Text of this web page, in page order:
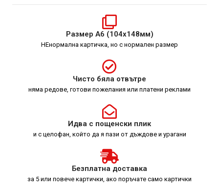
Размер А6 (104х148мм)
НЕнормална картичка, но с нормален размер
Чисто бяла отвътре
няма редове, готови пожелания или платени реклами
Идва с пощенски плик
и с целофан, който да я пази от дъждове и урагани
Безплатна доставка
за 5 или повече картички, ако поръчате само картички